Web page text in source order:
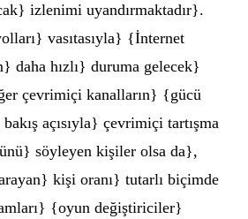
izlenimi uyandırmaktadır}.
vasıtasıyla} {İnternet
daha hızlı} duruma gelecek}
çevrimiçi kanalların} {gücü
açısıyla} çevrimiçi tartışma
söyleyen kişiler olsa da},
kişi oranı} tutarlı biçimde
{oyun değiştiriciler}